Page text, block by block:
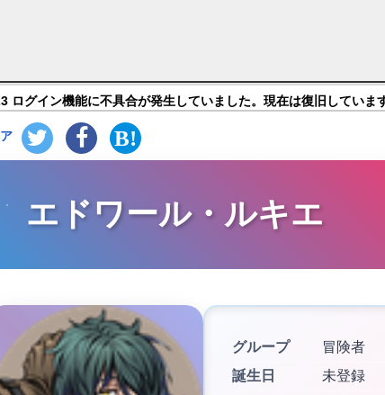
ズ オブ ルミナリア】キャラ紹介
ログイン機能に不具合が発生していました。現在は復旧していま
エドワール・ルキエ
グループ
冒険者
誕生日
未登録